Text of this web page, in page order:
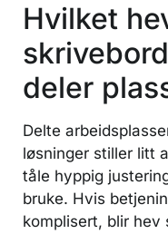
Hvilket
deler
Delte
løsninger stiller litt
tåle hyppig
bruke. Hvis
komplisert, blir hev